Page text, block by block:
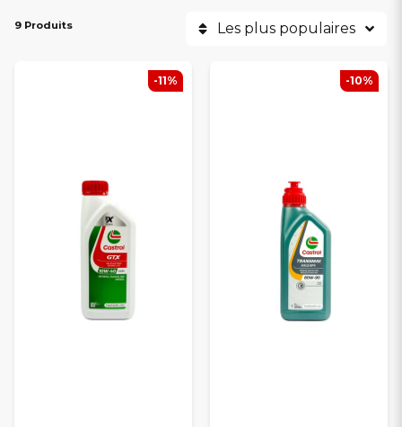
Noshuiles et fluides Ligier
conviennent à tous les modèles :
consommation de carburant.
9 Produits Les plus populaires
-11% -10%